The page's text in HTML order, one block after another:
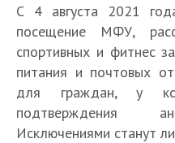
С 4 августа 2021
посещение МФУ,
спортивных и фитнес
питания и почтовых
для граждан, у
подтверждения
Исключениями станут